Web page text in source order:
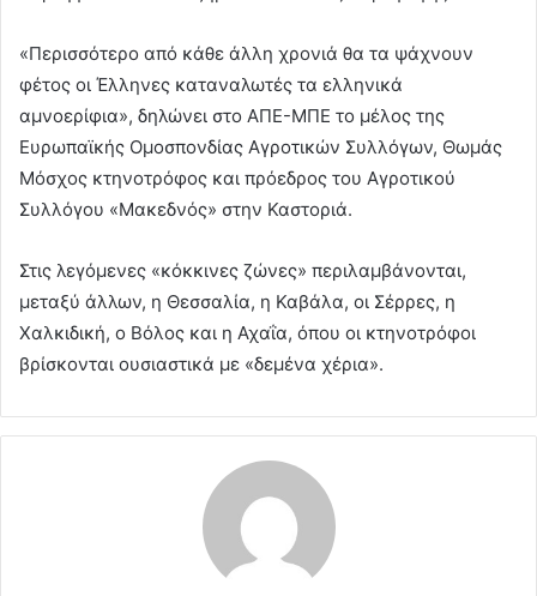
«Περισσότερο από κάθε άλλη χρονιά θα τα ψάχνουν
φέτος οι Έλληνες καταναλωτές τα ελληνικά
αμνοερίφια», δηλώνει στο ΑΠΕ-ΜΠΕ το μέλος της
Ευρωπαϊκής Ομοσπονδίας Αγροτικών Συλλόγων, Θωμάς
Μόσχος κτηνοτρόφος και πρόεδρος του Αγροτικού
Συλλόγου «Μακεδνός» στην Καστοριά.
Στις λεγόμενες «κόκκινες ζώνες» περιλαμβάνονται,
μεταξύ άλλων, η Θεσσαλία, η Καβάλα, οι Σέρρες, η
Χαλκιδική, ο Βόλος και η Αχαΐα, όπου οι κτηνοτρόφοι
βρίσκονται ουσιαστικά με «δεμένα χέρια».